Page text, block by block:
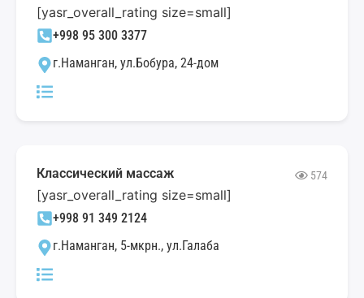
[yasr_overall_rating size=small]
+998 95 300 3377
г.Наманган, ул.Бобура, 24-дом
Классический массаж 574
[yasr_overall_rating size=small]
+998 91 349 2124
г.Наманган, 5-мкрн., ул.Галаба